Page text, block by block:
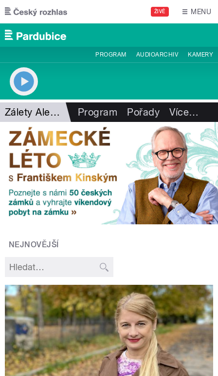
Přejít k hlavnímu obsahu
ŽIVĚ MENU
PROGRAM AUDIOARCHIV KAMERY
Zálety Aleny Zárybnické Program Pořady Více…
NEJNOVĚJŠÍ